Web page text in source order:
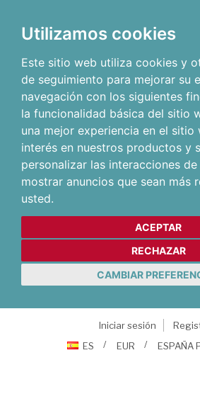
Utilizamos cookies
Este sitio web utiliza cookies y
de seguimiento para mejorar su
navegación con los siguientes
la funcionalidad básica del sitio
una mejor experiencia en el sitio
interés en nuestros productos y
personalizar las interacciones
mostrar anuncios que sean más
usted.
ACEPTAR
RECHAZAR
CAMBIAR
Iniciar sesión
ES
EUR ESPAÑA